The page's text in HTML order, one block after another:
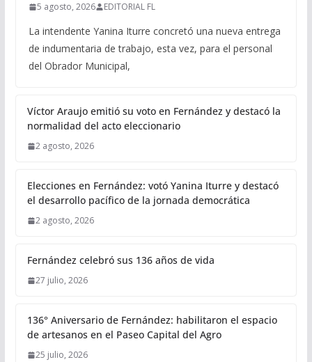
5 agosto, 2026 EDITORIAL FL
La intendente Yanina Iturre concretó una nueva entrega
de indumentaria de trabajo, esta vez, para el personal
del Obrador Municipal,
Víctor Araujo emitió su voto en Fernández y destacó la
normalidad del acto eleccionario
2 agosto, 2026
Elecciones en Fernández: votó Yanina Iturre y destacó
el desarrollo pacífico de la jornada democrática
2 agosto, 2026
Fernández celebró sus 136 años de vida
27 julio, 2026
136° Aniversario de Fernández: habilitaron el espacio
de artesanos en el Paseo Capital del Agro
25 julio, 2026